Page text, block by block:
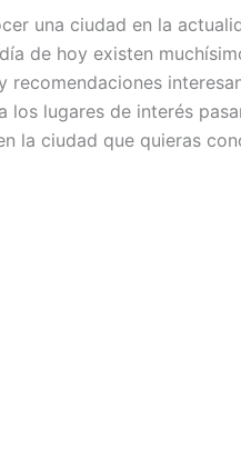
una ciudad en la
de hoy existen
recomendaciones
los lugares de interés
la ciudad que quieras